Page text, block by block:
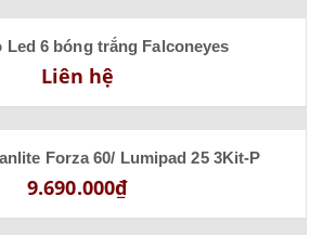
Led 6 bóng trắng Falconeyes
Liên hệ
Forza 60/ Lumipad 25 3Kit-P
9.690.000₫